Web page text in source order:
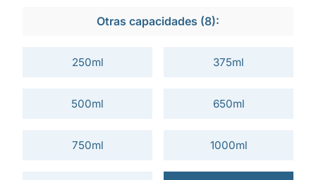
Otras capacidades (8):
250ml 375ml
500ml 650ml
750ml 1000ml